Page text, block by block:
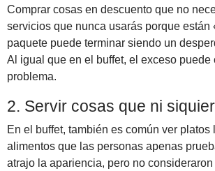
Comprar cosas en descuento que no
servicios que nunca usarás porque están
paquete puede terminar siendo un
Al igual que en el buffet, el exceso puede
problema.
2. Servir cosas que ni
En el buffet, también es común ver platos
alimentos que las personas apenas
atrajo la apariencia, pero no